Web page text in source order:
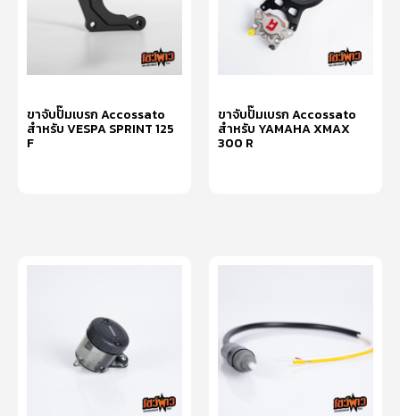
ขาจับปั๊มเบรก Accossato
สำหรับ VESPA SPRINT 125
F
ขาจับปั๊มเบรก Accossato
สำหรับ YAMAHA XMAX
300 R